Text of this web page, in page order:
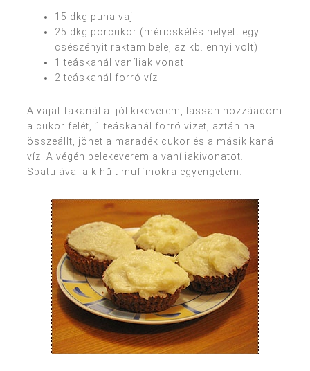
15 dkg puha vaj
25 dkg porcukor (méricskélés helyett egy
csészényit raktam bele, az kb. ennyi volt)
1 teáskanál vaníliakivonat
2 teáskanál forró víz
A vajat fakanállal jól kikeverem, lassan hozzáadom
a cukor felét, 1 teáskanál forró vizet, aztán ha
összeállt, jöhet a maradék cukor és a másik kanál
víz. A végén belekeverem a vaníliakivonatot.
Spatulával a kihűlt muffinokra egyengetem.